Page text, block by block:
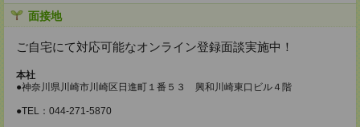
面接地
ご自宅にて対応可能なオンライン登録面談実施中！
本社
●神奈川県川崎市川崎区日進町１番５３ 興和川崎東口ビル４階
●TEL：044-271-5870